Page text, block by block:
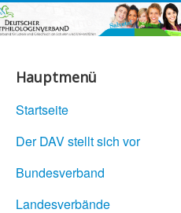
Hauptmenü
Startseite
Der DAV stellt sich vor
Bundesverband
Landesverbände